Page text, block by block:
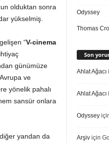
olduktan sonra
yükselmiş.
“V-cinema
günümüze
ve
yönelik pahalı
sansür onlara
yandan da
Odyssey
Thomas
Son
Ahlat Ağacı
Ahlat Ağacı
Odyssey
Arşiviçin